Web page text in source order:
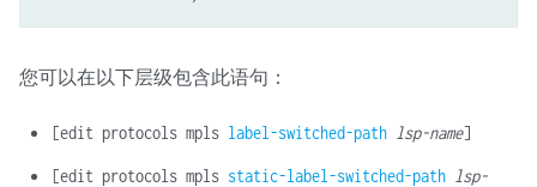
您可以在以下层级包含此语句：
[edit protocols mpls label-switched-path lsp-name]
[edit protocols mpls static-label-switched-path lsp-